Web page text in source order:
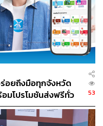
อยถึงมือทุกจังหวัด
มโปรโมชันส่งฟรีทั่ว
นถัดไป ส่งสินค้าแบบ
53